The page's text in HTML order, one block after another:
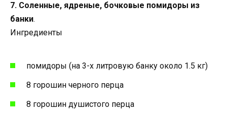
7. Соленные, ядреные, бочковые помидоры из
банки.
Ингредиенты
помидоры (на 3-х литровую банку около 1.5 кг)
8 горошин черного перца
8 горошин душистого перца